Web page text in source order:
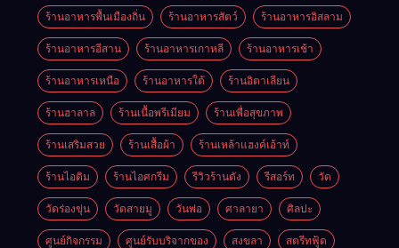
ร้านอาหารพื้นเมืองถิ่น ร้านอาหารสัตว์ ร้านอาหารอิสลาม
ร้านอาหารอีสาน ร้านอาหารเกาหลี ร้านอาหารเช้า
ร้านอาหารเหนือ ร้านอาหารใต้ ร้านอิตาเลียน
ร้านฮาลาล ร้านเนื้อพรีเมียม ร้านเพื่อสุขภาพ
ร้านเสริมสวย ร้านเสื้อผ้า ร้านเหล้าแฮงค์เอ้าท์
ร้านไอติม ร้านไอศกรีม รีวิวร้านดัง รีสอร์ท วัด
วัดร่องขุ่น วัดสายมู วันพ่อ ศาลายา ศิลปะ
ศูนย์กิจกรรม ศูนย์รับบริจากของ สงขลา สตรีทฟู้ด